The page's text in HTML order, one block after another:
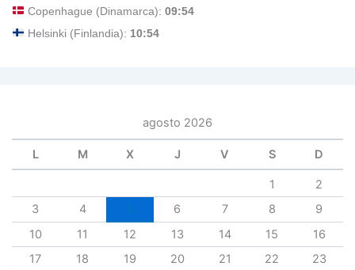
Copenhague (Dinamarca): 09:54
Helsinki (Finlandia): 10:54
agosto 2026
L M X J V S D
1
2
3
4 6 7 8
9
10
11 12 13 14 15
16
17
18 19 20 21 22
23